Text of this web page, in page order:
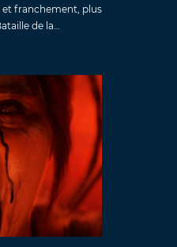
et franchement, plus
de la…